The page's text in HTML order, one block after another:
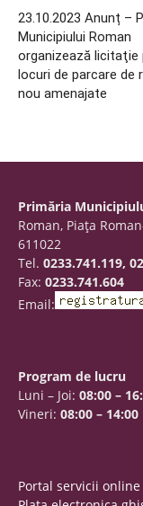
23.10.2023 Anunț –
Municipiului Roman
organizează licitaţie
locuri de parcare de
nou amenajate
Primăria
Roman, Piaţa
611022
Tel. 0233.741.119,
Fax: 0233.741.604
Email:
Program de lucru
Luni – Joi: 08:00 –
Vineri: 08:00 – 14:00
Portal servicii